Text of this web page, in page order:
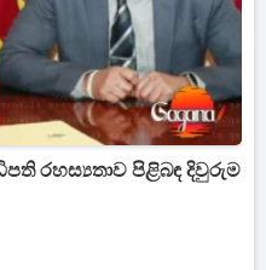
රහස්‍යතාව පිළිබඳ දිවුරුම